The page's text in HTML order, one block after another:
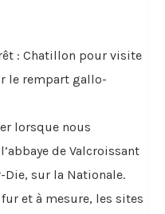
: Chatillon pour visite
le rempart gallo-
lorsque nous
de Valcroissant
Die, sur la Nationale.
et à mesure, les sites